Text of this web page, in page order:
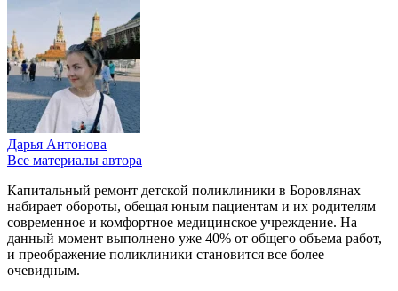
Дарья Антонова
Все материалы автора
Капитальный ремонт детской поликлиники в Боровлянах
набирает обороты, обещая юным пациентам и их родителям
современное и комфортное медицинское учреждение. На
данный момент выполнено уже 40% от общего объема работ,
и преображение поликлиники становится все более
очевидным.